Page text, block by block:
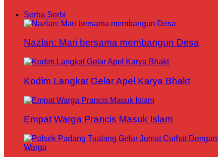
Serba Serbi
Nazlan: Mari bersama membangun Desa
Kodim Langkat Gelar Apel Karya Bhakt
Empat Warga Prancis Masuk Islam